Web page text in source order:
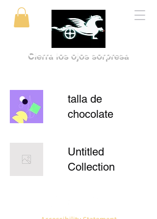
Cierra los ojos sorpresa
talla de
chocolate
Untitled
Collection